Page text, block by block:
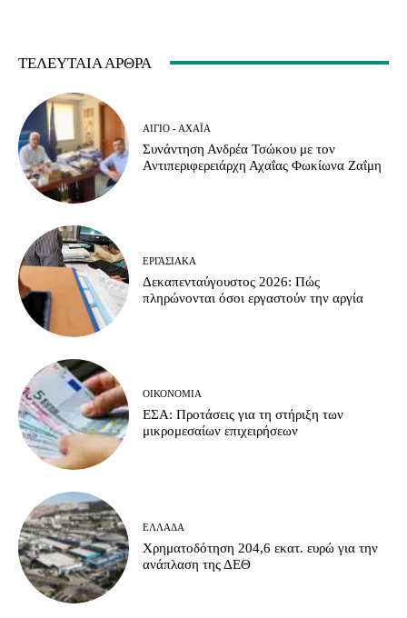
ΤΕΛΕΥΤΑΊΑ ΆΡΘΡΑ
ΑΊΓΙΟ - ΑΧΑΪ́Α
Συνάντηση Ανδρέα Τσώκου με τον
Αντιπεριφερειάρχη Αχαΐας Φωκίωνα Ζαΐμη
ΕΡΓΑΣΙΑΚΆ
Δεκαπενταύγουστος 2026: Πώς
πληρώνονται όσοι εργαστούν την αργία
ΟΙΚΟΝΟΜΊΑ
ΕΣΑ: Προτάσεις για τη στήριξη των
μικρομεσαίων επιχειρήσεων
ΕΛΛΆΔΑ
Χρηματοδότηση 204,6 εκατ. ευρώ για την
ανάπλαση της ΔΕΘ